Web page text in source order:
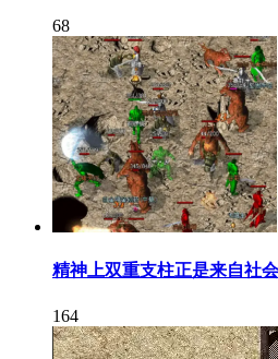
68
精神上双重支柱正是来自社
164